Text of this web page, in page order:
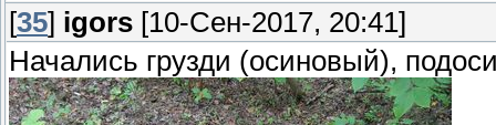
[35] igors [10-Сен-2017, 20:41]
Начались грузди (осиновый),